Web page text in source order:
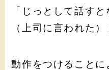
「じっとして話す
（上司に言われた）
動作をつけること